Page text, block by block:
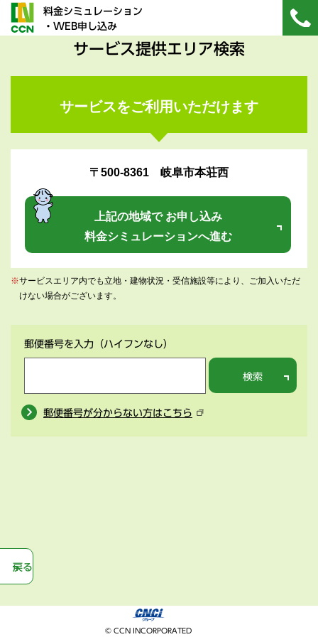
料金シミュレーション
・WEB申し込み
サービス提供エリア検索
サービスをご利用いただけます
〒500-8361 岐阜市本荘西
上記の地域で お申し込み
料金シミュレーションへ進む
※サービスエリア内でも立地・建物状況・受信施設等により、ご加入いただ
けない場合がございます。
郵便番号を入力 （ハイフンなし）
検索
郵便番号が分からない方はこちら
戻る
© CCN INCORPORATED